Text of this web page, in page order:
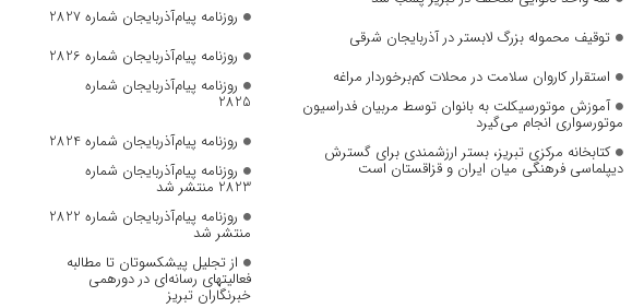
توقیف محموله بزرگ لابستر در آذربایجان شرقی
استقرار کاروان سلامت در محلات کم‌برخوردار مراغه
آموزش موتورسیکلت به بانوان توسط مربیان فدراسیون
موتورسواری انجام می‌گیرد
کتابخانه مرکزی تبریز، بستر ارزشمندی برای گسترش
دیپلماسی فرهنگی میان ایران و قزاقستان است
روزنامه پیام‌آذربایجان شماره 2827
روزنامه پیام‌آذربایجان شماره 2826
روزنامه پیام‌آذربایجان شماره
2825
روزنامه پیام‌آذربایجان شماره 2824
روزنامه پیام‌آذربایجان شماره
2823 منتشر شد
روزنامه پیام‌آذربایجان شماره 2822
منتشر شد
از تجلیل پیشکسوتان تا مطالبه
فعالیتهای رسانه‌ای در دورهمی
خبرنگاران تبریز